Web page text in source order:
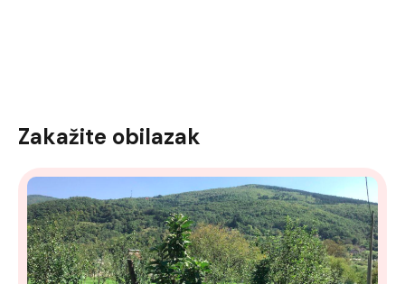
Zakažite obilazak